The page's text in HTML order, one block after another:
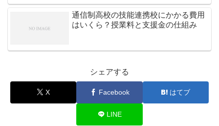
通信制高校の技能連携校にかかる費用
はいくら？授業料と支援金の仕組み
シェアする
X Facebook はてブ
LINE